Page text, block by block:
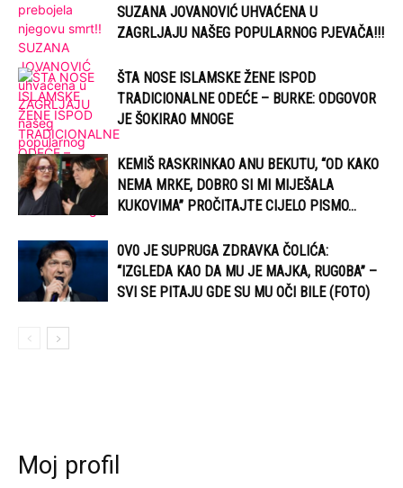
SUZANA JOVANOVIĆ UHVAĆENA U
ZAGRLJAJU NAŠEG POPULARNOG PJEVAČA!!!
ŠTA NOSE ISLAMSKE ŽENE ISPOD
TRADICIONALNE ODEĆE – BURKE: ODGOVOR
JE ŠOKIRAO MNOGE
KEMIŠ RASKRINKAO ANU BEKUTU, “OD KAKO
NEMA MRKE, DOBRO SI MI MIJEŠALA
KUKOVIMA” PROČITAJTE CIJELO PISMO…
0V0 JE SUPRUGA ZDRAVKA ČOLIĆA:
“IZGLEDA KAO DA MU JE MAJKA, RUG0BA” –
SVI SE PITAJU GDE SU MU OČI BILE (FOTO)
Moj profil